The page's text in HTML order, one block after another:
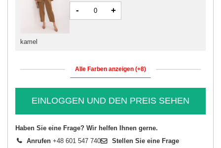
kamel
- +
Alle Farben anzeigen (+8)
EINLOGGEN UND DEN PREIS SEHEN
Haben Sie eine Frage? Wir helfen Ihnen gerne.
Anrufen +48 601 547 740 Stellen Sie eine Frage